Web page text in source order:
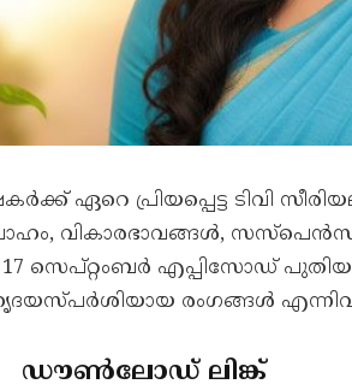
ഏറെ പ്രിയപ്പെട്ട ടിവി
വികാരഭാവങ്ങൾ,
സെപ്റ്റംബർ എപ്പിസോഡ്
ഹൃദയസ്പർശിയായ രംഗങ്ങൾ
ഡൗൺലോഡ് ലിങ്ക്